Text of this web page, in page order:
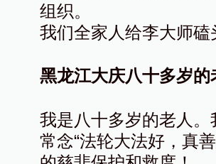
组织。
我们全家人给李大师
黑龙江大庆八十多岁
我是八十多岁的老人
常念“法轮大法好，真